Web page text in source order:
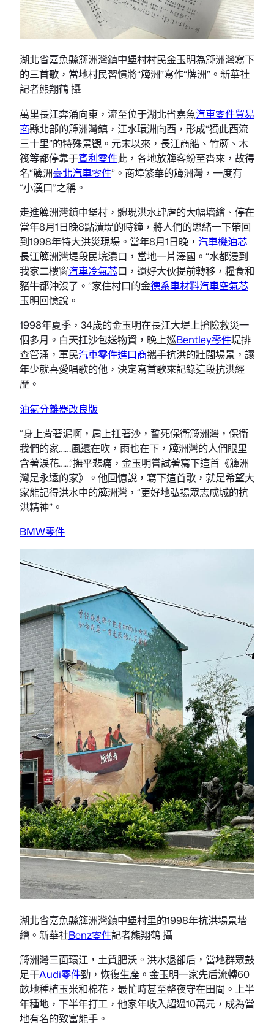
湖北省嘉魚縣簰洲灣鎮中堡村村民金玉明為簰洲灣寫下
的三首歌，當地村民習慣將“簰洲”寫作“牌洲”。新華社
記者熊翔鶴 攝
萬里長江奔涌向東，流至位于湖北省嘉魚汽車零件貿易
商縣北部的簰洲灣鎮，江水環洲向西，形成“獨此西流
三十里”的特殊景觀。元末以來，長江商船、竹簰、木
筏等都停靠于賓利零件此，各地放簰客紛至沓來，故得
名“簰洲臺北汽車零件”。商埠繁華的簰洲灣，一度有
“小漢口”之稱。
走進簰洲灣鎮中堡村，體現洪水肆虐的大幅墻繪、停在
當年8月1日晚8點潰堤的時鐘，將人們的思緒一下帶回
到1998年特大洪災現場。當年8月1日晚， 汽車機油芯
長江簰洲灣堤段民垸潰口，當地一片澤國。“水都漫到
我家二樓窗汽車冷氣芯口，還好大伙提前轉移，糧食和
豬牛都沖沒了。”家住村口的金德系車材料汽車空氣芯
玉明回憶說。
1998年夏季，34歲的金玉明在長江大堤上搶險救災一
個多月。白天扛沙包送物資，晚上巡Bentley零件堤排
查管涌，軍民汽車零件進口商攜手抗洪的壯闊場景，讓
年少就喜愛唱歌的他，決定寫首歌來記錄這段抗洪經
歷。
油氣分離器改良版
“身上背著泥啊，肩上扛著沙，誓死保衛簰洲灣，保衛
我們的家……風還在吹，雨也在下，簰洲灣的人們眼里
含著淚花……”撫平悲痛，金玉明嘗試著寫下這首《簰洲
灣是永遠的家》。他回憶說，寫下這首歌，就是希望大
家能記得洪水中的簰洲灣，“更好地弘揚眾志成城的抗
洪精神”。
BMW零件
湖北省嘉魚縣簰洲灣鎮中堡村里的1998年抗洪場景墻
繪。新華社Benz零件記者熊翔鶴 攝
簰洲灣三面環江，土質肥沃。洪水退卻后，當地群眾鼓
足干Audi零件勁，恢復生產。金玉明一家先后流轉60
畝地種植玉米和棉花，最忙時甚至整夜守在田間。上半
年種地，下半年打工，他家年收入超過10萬元，成為當
地有名的致富能手。